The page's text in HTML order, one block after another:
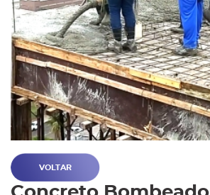
VOLTAR